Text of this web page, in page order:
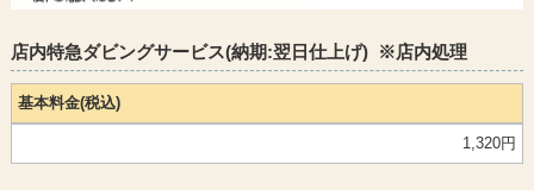
店内特急ダビングサービス(納期:翌日仕上げ) ※店内処理
基本料金(税込)
1,320円